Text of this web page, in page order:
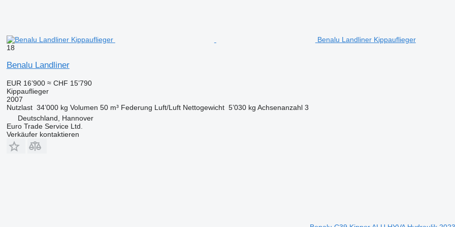
Benalu Landliner Kippauflieger
18
Benalu Landliner
EUR 16’900 ≈ CHF 15’790
Kippauflieger
2007
Nutzlast 34’000 kg Volumen 50 m³ Federung Luft/Luft Nettogewicht 5’030 kg Achsenanzahl 3
Deutschland, Hannover
Euro Trade Service Ltd.
Verkäufer kontaktieren